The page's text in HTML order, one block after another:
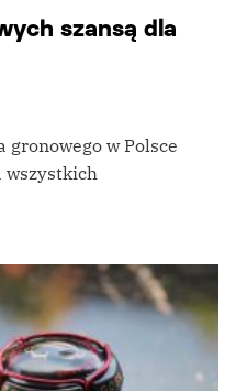
szansą dla
w Polsce
wszystkich